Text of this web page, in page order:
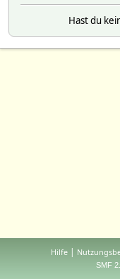
Hast du
Hilfe |
SMF